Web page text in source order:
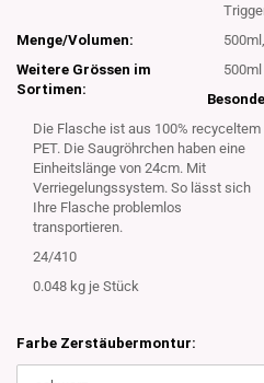
Menge/Volumen:
Weitere Grössen im
Sortimen:
Die Flasche ist aus 100% recyceltem
PET. Die Saugröhrchen haben eine
Einheitslänge von 24cm. Mit
Verriegelungssystem. So lässt sich
Ihre Flasche problemlos
transportieren.
24/410
0.048 kg je Stück
Farbe Zerstäubermontur: